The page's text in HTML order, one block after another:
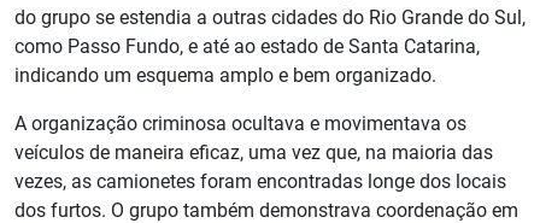
do grupo se estendia a outras cidades do Rio Grande do Sul,
como Passo Fundo, e até ao estado de Santa Catarina,
indicando um esquema amplo e bem organizado.
A organização criminosa ocultava e movimentava os
veículos de maneira eficaz, uma vez que, na maioria das
vezes, as camionetes foram encontradas longe dos locais
dos furtos. O grupo também demonstrava coordenação em